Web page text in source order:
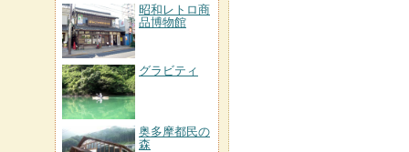
昭和レトロ商
品博物館
グラビティ
奥多摩都民の
森